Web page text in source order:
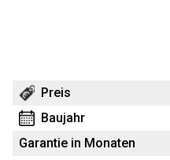
Preis
Baujahr
Garantie in Monaten